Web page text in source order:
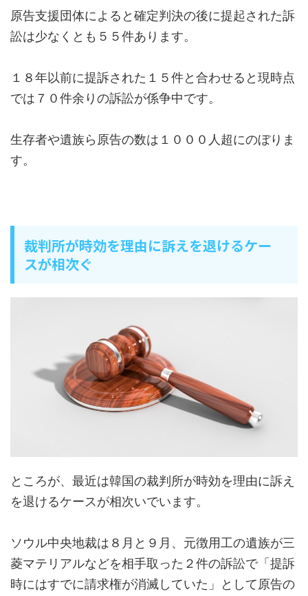
原告支援団体によると確定判決の後に提起された訴
訟は少なくとも５５件あります。
１８年以前に提訴された１５件と合わせると現時点
では７０件余りの訴訟が係争中です。
生存者や遺族ら原告の数は１０００人超にのぼりま
す。
裁判所が時効を理由に訴えを退けるケー
スが相次ぐ
ところが、最近は韓国の裁判所が時効を理由に訴え
を退けるケースが相次いでいます。
ソウル中央地裁は８月と９月、元徴用工の遺族が三
菱マテリアルなどを相手取った２件の訴訟で「提訴
時にはすでに請求権が消滅していた」として原告の